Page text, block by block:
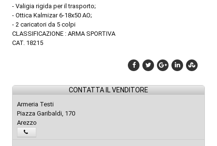
- Valigia rigida per il trasporto;
- Ottica Kalmizar 6-18x50 AO;
- 2 caricatori da 5 colpi
CLASSIFICAZIONE : ARMA SPORTIVA
CAT. 18215
CONTATTA IL VENDITORE
Armeria Testi
Piazza Garibaldi, 170
Arezzo